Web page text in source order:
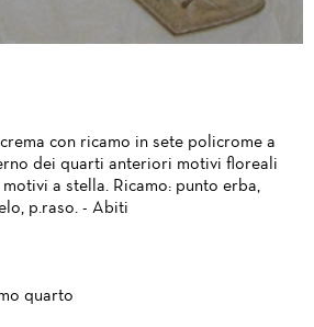
con ricamo in sete policrome a
dei quarti anteriori motivi floreali
a stella. Ricamo: punto erba,
p.raso. - Abiti
quarto